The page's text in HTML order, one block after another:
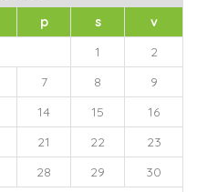
p s
v
1
2
7 8
9
14 15
16
21 22
23
28 29
30